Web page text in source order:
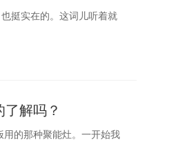
挺实在的。这词儿听着就
解吗？
的那种聚能灶。一开始我